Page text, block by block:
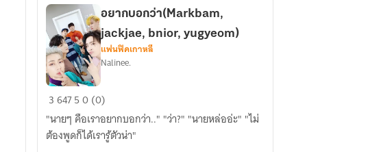
อยาก
ว่า(Markbam,
jackjae,
อยากบอกว่า(Markbam,
jackjae, bnior, yugyeom)
แฟนฟิคเกาหลี
Nalinee.
3647 50 (0)
"นายๆ คือเราอยากบอกว่า.." "ว่า?" "นายหล่ออ่ะ" "ไม่
ต้องพูดก็ได้เรารู้ตัวน่า"